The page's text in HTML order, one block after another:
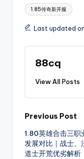
Tags:
1.85传奇新开服
Last updated
88cq
View All Posts
Post
Previous Post
1.80英雄合击三职
发展对比｜战士、
道士开荒优劣解析